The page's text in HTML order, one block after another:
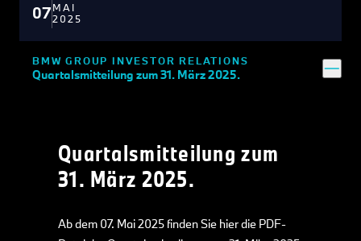
07MAI
2025
BMW GROUP INVESTOR RELATIONS
Quartalsmitteilung zum 31. März 2025.
Quartalsmitteilung zum
31. März 2025.
Ab dem 07. Mai 2025 finden Sie hier die PDF-